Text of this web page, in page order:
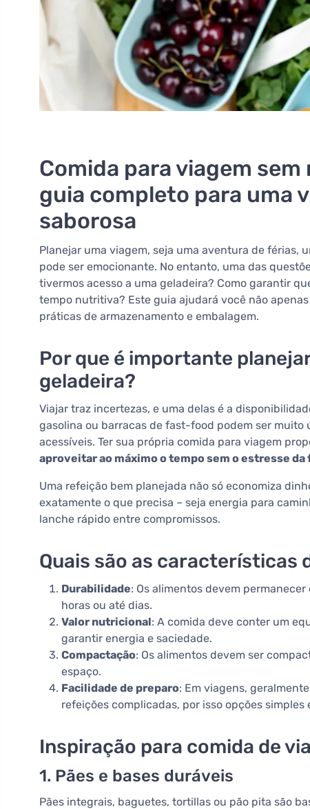
Comida para viagem
guia completo para uma
saborosa
Planejar uma viagem, seja uma aventura de férias,
pode ser emocionante. No entanto, uma das
tivermos acesso a uma geladeira? Como garantir
tempo nutritiva? Este guia ajudará você não
práticas de armazenamento e embalagem.
Por que é importante
geladeira?
Viajar traz incertezas, e uma delas é a
gasolina ou barracas de fast-food podem ser muito
acessíveis. Ter sua própria comida para viagem
aproveitar ao máximo o tempo sem o estresse da
Uma refeição bem planejada não só economiza
exatamente o que precisa – seja energia para
lanche rápido entre compromissos.
Quais são as características
Durabilidade: Os alimentos devem
horas ou até dias.
Valor nutricional: A comida deve conter um
garantir energia e saciedade.
Compactação: Os alimentos devem ser
espaço.
Facilidade de preparo: Em viagens,
refeições complicadas, por isso opções simples
Inspiração para comida de
1. Pães e bases duráveis
Pães integrais, baguetes, tortillas ou pão pita são